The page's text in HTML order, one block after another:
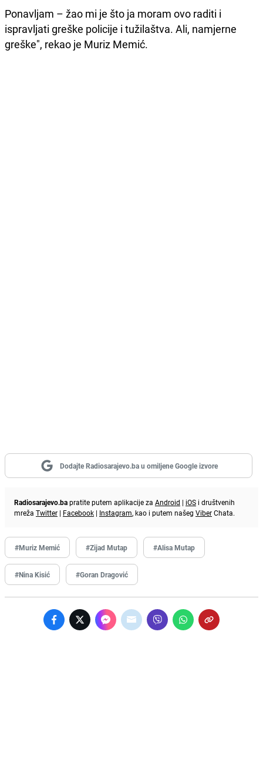
Ponavljam – žao mi je što ja moram ovo raditi i
ispravljati greške policije i tužilaštva. Ali, namjerne
greške", rekao je Muriz Memić.
Dodajte Radiosarajevo.ba u omiljene Google izvore
Radiosarajevo.bapratite putem aplikacije za Android | iOS i društvenih
mreža Twitter | Facebook | Instagram, kao i putem našeg ViberChata.
#Muriz Memić #Zijad Mutap #Alisa Mutap
#Nina Kisić #Goran Dragović